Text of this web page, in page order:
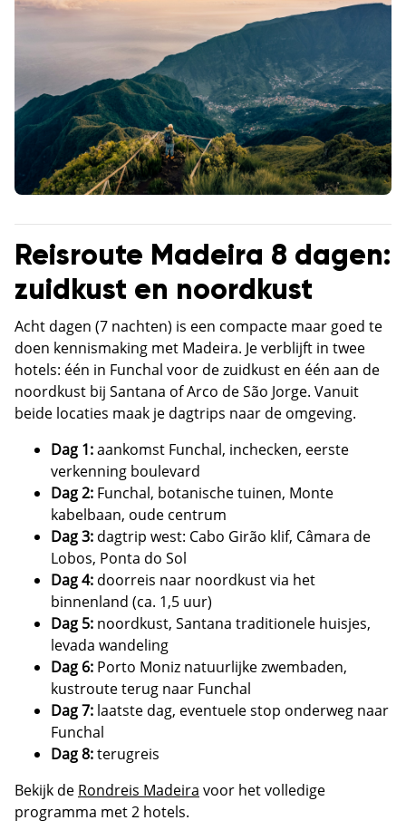
Reisroute Madeira 8 dagen:
zuidkust en noordkust
Acht dagen (7 nachten) is een compacte maar goed te
doen kennismaking met Madeira. Je verblijft in twee
hotels: één in Funchal voor de zuidkust en één aan de
noordkust bij Santana of Arco de São Jorge. Vanuit
beide locaties maak je dagtrips naar de omgeving.
Dag 1:aankomst Funchal, inchecken, eerste
verkenning boulevard
Dag 2: Funchal, botanische tuinen, Monte
kabelbaan, oude centrum
Dag 3: dagtrip west: Cabo Girão klif, Câmara de
Lobos, Ponta do Sol
Dag 4: doorreis naar noordkust via het
binnenland (ca. 1,5 uur)
Dag 5: noordkust, Santana traditionele huisjes,
levada wandeling
Dag 6: Porto Moniz natuurlijke zwembaden,
kustroute terug naar Funchal
Dag 7: laatste dag, eventuele stop onderweg naar
Funchal
Dag 8:terugreis
Bekijk de Rondreis Madeira voor het volledige
programma met 2 hotels.